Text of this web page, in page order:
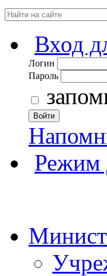
Вход
Логин
Пароль
Войти
Режим